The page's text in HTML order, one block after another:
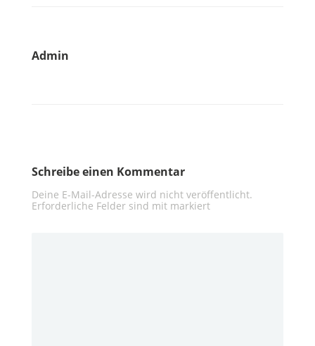
Admin
Schreibe einen Kommentar
Deine E-Mail-Adresse wird nicht veröffentlicht.
Erforderliche Felder sind mit markiert